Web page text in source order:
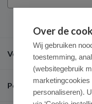
Veel gestelde vragen
Populaire merken
Over de
Wij gebruiken
toestemming,
(websitegebruik
marketingcookies
personaliseren).